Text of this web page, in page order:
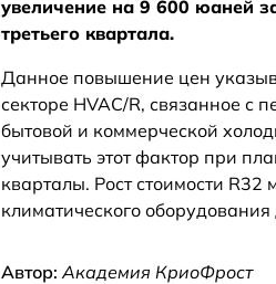
увеличение на 9 600 юаней
третьего квартала.
Данное повышение цен
секторе HVAC/R, связанное с
бытовой и коммерческой
учитывать этот фактор при
кварталы. Рост стоимости R32
климатического оборудования
Автор:Академия КриоФрост